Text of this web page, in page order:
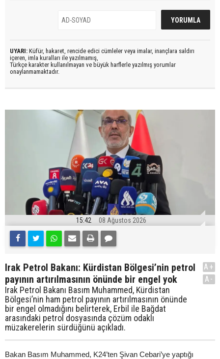
UYARI: Küfür, hakaret, rencide edici cümleler veya imalar, inançlara saldırı
içeren, imla kuralları ile yazılmamış,
Türkçe karakter kullanılmayan ve büyük harflerle yazılmış yorumlar
onaylanmamaktadır.
15:42 08 Ağustos 2026
Irak Petrol Bakanı: Kürdistan Bölgesi’nin petrol
payının artırılmasının önünde bir engel yok
Irak Petrol Bakanı Basım Muhammed, Kürdistan
Bölgesi’nin ham petrol payının artırılmasının önünde
bir engel olmadığını belirterek, Erbil ile Bağdat
arasındaki petrol dosyasında çözüm odaklı
müzakerelerin sürdüğünü açıkladı.
A+
A-
Bakan Basım Muhammed, K24’ten Şivan Cebari’ye yaptığı